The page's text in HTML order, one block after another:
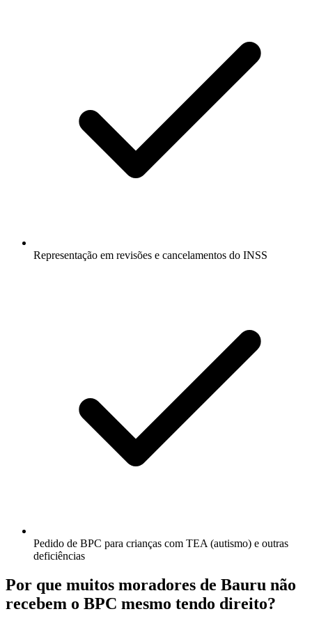
Representação em revisões e cancelamentos do INSS
Pedido de BPC para crianças com TEA (autismo) e outras
deficiências
Por que muitos moradores de Bauru não
recebem o BPC mesmo tendo direito?